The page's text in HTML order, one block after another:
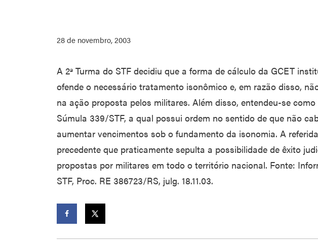
28 de novembro, 2003
A 2ª Turma do STF decidiu que a forma de cálculo da GCET
ofende o necessário tratamento isonômico e, em razão disso,
na ação proposta pelos militares. Além disso, entendeu-se
Súmula 339/STF, a qual possui ordem no sentido de que não
aumentar vencimentos sob o fundamento da isonomia. A
precedente que praticamente sepulta a possibilidade de êxito
propostas por militares em todo o território nacional. Fonte:
STF, Proc. RE 386723/RS, julg. 18.11.03.